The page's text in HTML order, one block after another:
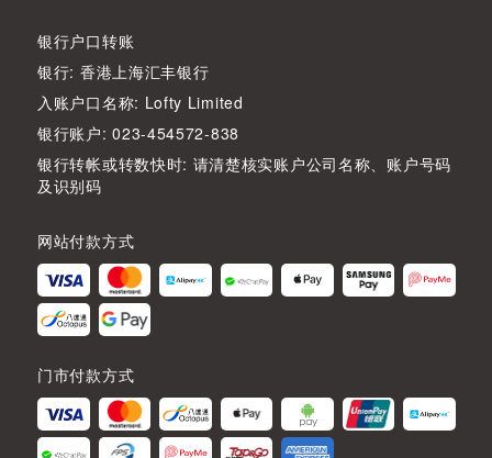
银行户口转账
银行: 香港上海汇丰银行
入账户口名称: Lofty Limited
银行账户: 023-454572-838
银行转帐或转数快时: 请清楚核实账户公司名称、账户号码
及识别码
网站付款方式
门市付款方式